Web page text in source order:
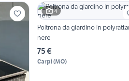
4
Poltrona da giardino in
nere
75 €
Carpi(MO)